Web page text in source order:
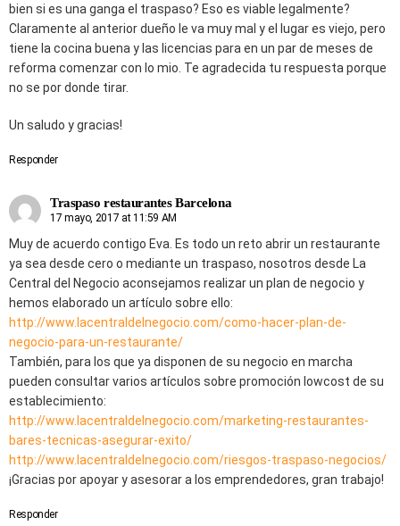
bien si es una ganga el traspaso? Eso es viable legalmente?
Claramente al anterior dueño le va muy mal y el lugar es viejo, pero
tiene la cocina buena y las licencias para en un par de meses de
reforma comenzar con lo mio. Te agradecida tu respuesta porque
no se por donde tirar.
Un saludo y gracias!
Responder
Traspaso restaurantes Barcelona
17 mayo, 2017 at 11:59 AM
Muy de acuerdo contigo Eva. Es todo un reto abrir un restaurante
ya sea desde cero o mediante un traspaso, nosotros desde La
Central del Negocio aconsejamos realizar un plan de negocio y
hemos elaborado un artículo sobre ello:
http://www.lacentraldelnegocio.com/como-hacer-plan-de-
negocio-para-un-restaurante/
También, para los que ya disponen de su negocio en marcha
pueden consultar varios artículos sobre promoción lowcost de su
establecimiento:
http://www.lacentraldelnegocio.com/marketing-restaurantes-
bares-tecnicas-asegurar-exito/
http://www.lacentraldelnegocio.com/riesgos-traspaso-negocios/
¡Gracias por apoyar y asesorar a los emprendedores, gran trabajo!
Responder